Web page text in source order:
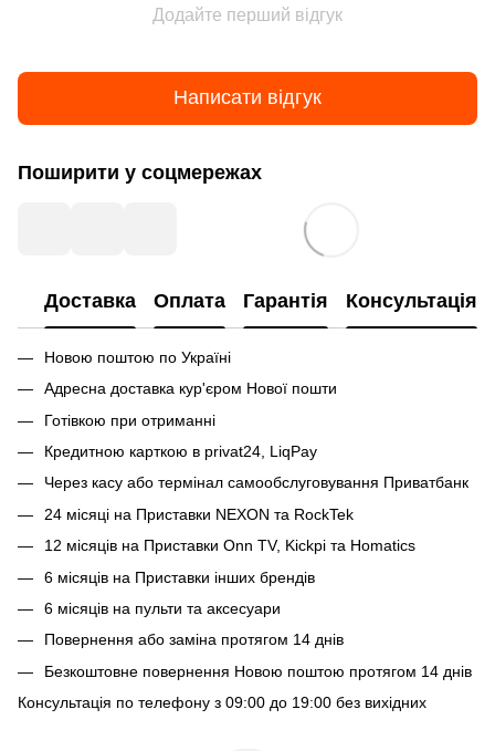
Додайте перший відгук
Написати відгук
Поширити у соцмережах
Доставка Оплата Гарантія Консультація
Новою поштою по Україні
Адресна доставка кур'єром Нової пошти
Готівкою при отриманні
Кредитною карткою в privat24, LiqPay
Через касу або термінал самообслуговування Приватбанк
24 місяці на Приставки NEXON та RockTek
12 місяців на Приставки Onn TV, Kickpi та Homatics
6 місяців на Приставки інших брендів
6 місяців на пульти та аксесуари
Повернення або заміна протягом 14 днів
Безкоштовне повернення Новою поштою протягом 14 днів
Консультація по телефону з 09:00 до 19:00 без вихідних